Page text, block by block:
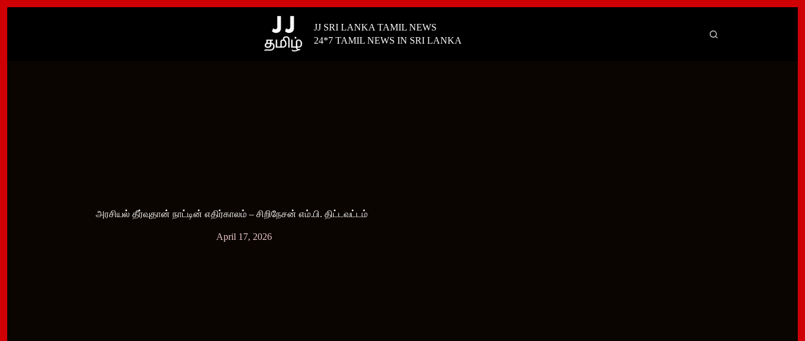
JJ SRI LANKA TAMIL NEWS
24*7 TAMIL NEWS IN SRI LANKA
அரசியல் தீர்வுதான் நாட்டின் எதிர்காலம் – சிறிநேசன் எம்.பி. திட்டவட்டம்
April 17, 2026